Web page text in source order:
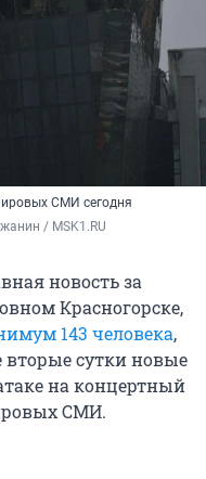
СМИ сегодня
/ MSK1.RU
новость за
Красногорске,
143 человека,
сутки новые
на концертный
СМИ.